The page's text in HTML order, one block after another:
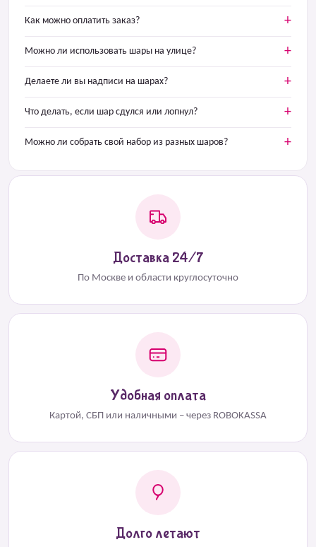
Как можно оплатить заказ?
Можно ли использовать шары на улице?
Делаете ли вы надписи на шарах?
Что делать, если шар сдулся или лопнул?
Можно ли собрать свой набор из разных шаров?
Доставка 24/7
По Москве и области круглосуточно
Удобная оплата
Картой, СБП или наличными – через ROBOKASSA
Долго летают